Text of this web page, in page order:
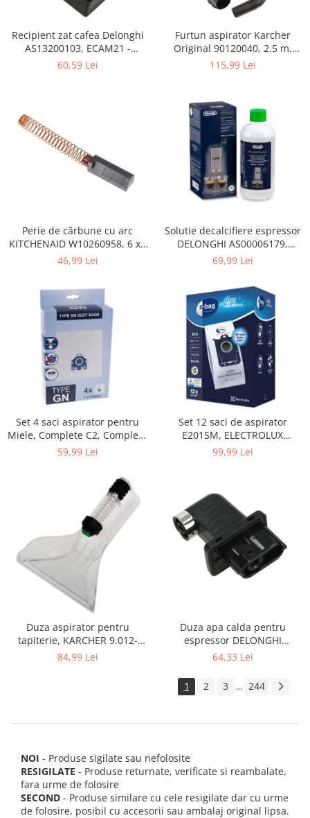
Sport & Activitati in aer liber
Accesorii antrenament
Accesorii Fitness
Accesorii sportive
Ciclism
Sporturi acvatice
Sporturi de interior
TV, Audio & Foto
Camere video si sport
Drone si Accesorii
Home Cinema & Audio
Playere, Boxe & Casti
Telescoape & Optica
Televizoare & accesorii
Bacanie
Ambalaje cadouri
Cadouri
Curatenie si intretinere
Recipient zat cafea Delonghi
AS13200103, ECAM21 -
ECAM25
60,59 Lei
Furtun aspirator Karcher
Original 90120040, 2.5 m,
negru
115,99 Lei
Perie de cărbune cu arc
KITCHENAID W10260958, 6 x6
x 19 mm, pentru 5KSM15
46,99 Lei
Solutie decalcifiere espressor
DELONGHI AS00006179,
DLSC500, 500 ml
69,99 Lei
Set 4 saci aspirator pentru
Miele, Complete C2, Complete
C3, Classic C1, S8, S5, S2,
59,99 Lei
Set 12 saci de aspirator
E201SM, ELECTROLUX
9001684811, CLASSIC LONG
99,99 Lei
Duza aspirator pentru
tapiterie, KARCHER 9.012-
278.0, SE4001, SE4002, SE5100
84,99 Lei
Duza apa calda pentru
espressor DELONGHI
AS00006949, ECAM22 ECAM29
64,33 Lei
1 2 3 ... 244
NOI - Produse sigilate sau nefolosite
RESIGILATE - Produse returnate, verificate si reambalate,
fara urme de folosire
SECOND - Produse similare cu cele resigilate dar cu urme
de folosire, posibil cu accesorii sau ambalaj original lipsa.